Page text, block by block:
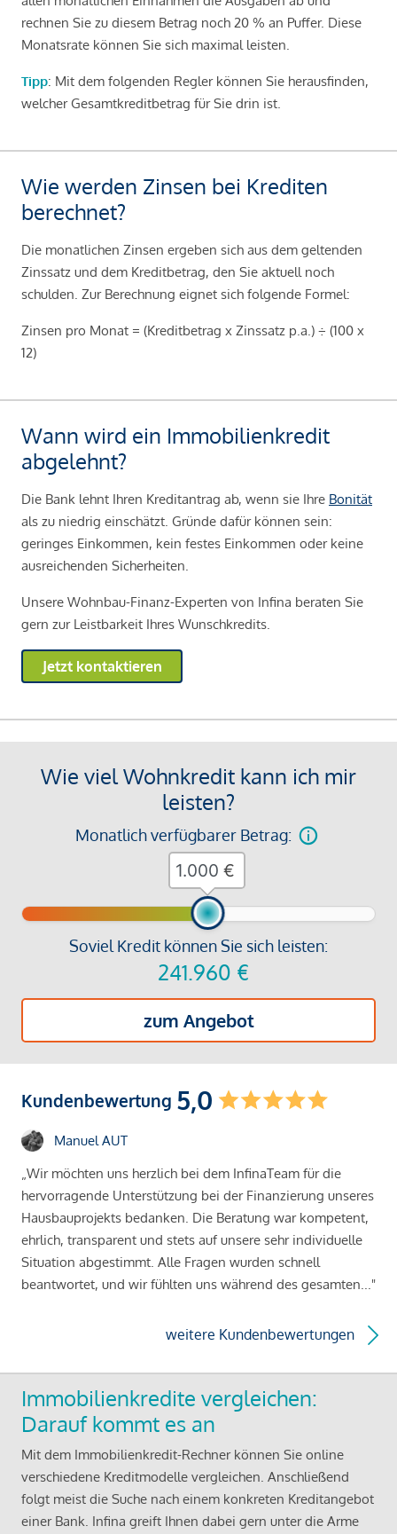
rechnen Sie zu diesem Betrag noch 20 % an Puffer. Diese
Monatsrate können Sie sich maximal leisten.
Tipp: Mit dem folgenden Regler können Sie herausfinden,
welcher Gesamtkreditbetrag für Sie drin ist.
Wie werden Zinsen bei Krediten
berechnet?
Die monatlichen Zinsen ergeben sich aus dem geltenden
Zinssatz und dem Kreditbetrag, den Sie aktuell noch
schulden. Zur Berechnung eignet sich folgende Formel:
Zinsen pro Monat = (Kreditbetrag x Zinssatz p.a.) ÷ (100 x
12)
Wann wird ein Immobilienkredit
abgelehnt?
Die Bank lehnt Ihren Kreditantrag ab, wenn sie Ihre Bonität
als zu niedrig einschätzt. Gründe dafür können sein:
geringes Einkommen, kein festes Einkommen oder keine
ausreichenden Sicherheiten.
Unsere Wohnbau-Finanz-Experten von Infina beraten Sie
gern zur Leistbarkeit Ihres Wunschkredits.
Jetzt kontaktieren
Wie viel Wohnkredit kann ich mir
leisten?
Monatlich verfügbarer Betrag:
Soviel Kredit können Sie sich leisten:
241.960 €
zum Angebot
€
Kundenbewertung 5,0
Manuel AUT
„Wir möchten uns herzlich bei dem InfinaTeam für die
hervorragende Unterstützung bei der Finanzierung unseres
Hausbauprojekts bedanken. Die Beratung war kompetent,
ehrlich, transparent und stets auf unsere sehr individuelle
Situation abgestimmt. Alle Fragen wurden schnell
beantwortet, und wir fühlten uns während des gesamten..."
weitere Kundenbewertungen
Immobilienkredite vergleichen:
Darauf kommt es an
Mit dem Immobilienkredit-Rechner können Sie online
verschiedene Kreditmodelle vergleichen. Anschließend
folgt meist die Suche nach einem konkreten Kreditangebot
einer Bank. Infina greift Ihnen dabei gern unter die Arme